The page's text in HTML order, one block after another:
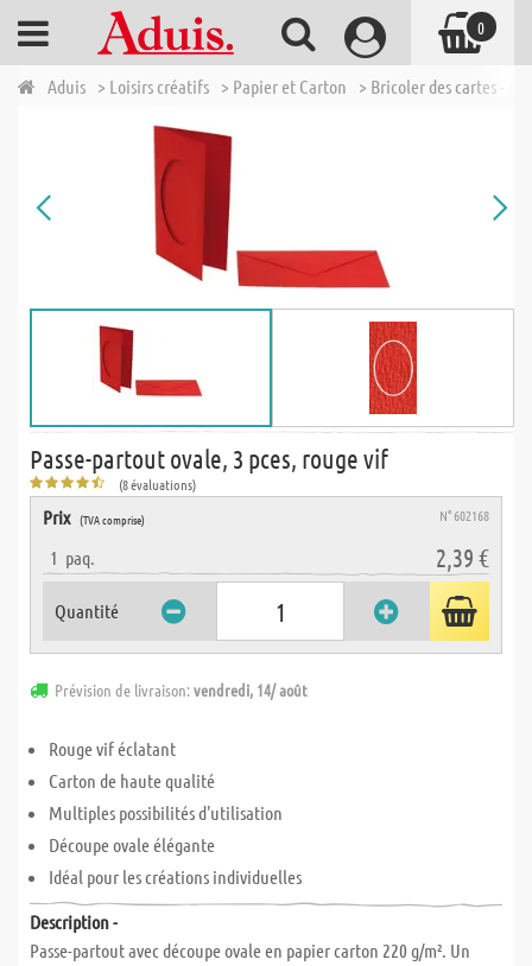
Aduis > Loisirs créatifs > Papier et Carton > Bricoler des cartes -
Passe-partout ovale, 3 pces, rouge vif
(8 évaluations)
Prix (TVA comprise) N° 602168
1 paq. 2,39 €
Quantité
Prévision de livraison:vendredi, 14/ août
Rouge vif éclatant
Carton de haute qualité
Multiples possibilités d'utilisation
Découpe ovale élégante
Idéal pour les créations individuelles
Description -
Passe-partout avec découpe ovale en papier carton 220 g/m². Un
0